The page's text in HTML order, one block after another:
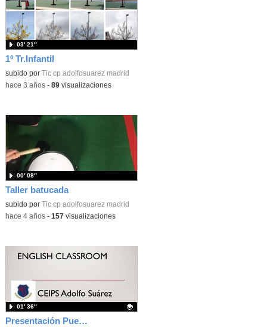
1º Tr.Infantil
subido por Tic cp adolfosuarez madrid
03′ 21″
-hace 3 años- 89visualizaciones
Taller batucada
subido por Tic cp adolfosuarez madrid
00′ 08″
-hace 4 años- 157visualizaciones
Presentación Puertas Abiertas Ingles
01′ 36″